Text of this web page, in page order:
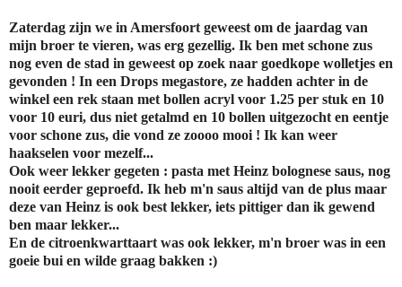
Zaterdag zijn we in Amersfoort geweest om de jaardag van
mijn broer te vieren, was erg gezellig. Ik ben met schone zus
nog even de stad in geweest op zoek naar goedkope wolletjes en
gevonden ! In een Drops megastore, ze hadden achter in de
winkel een rek staan met bollen acryl voor 1.25 per stuk en 10
voor 10 euri, dus niet getalmd en 10 bollen uitgezocht en eentje
voor schone zus, die vond ze zoooo mooi ! Ik kan weer
haakselen voor mezelf...
Ook weer lekker gegeten : pasta met Heinz bolognese saus, nog
nooit eerder geproefd. Ik heb m'n saus altijd van de plus maar
deze van Heinz is ook best lekker, iets pittiger dan ik gewend
ben maar lekker...
En de citroenkwarttaart was ook lekker, m'n broer was in een
goeie bui en wilde graag bakken :)